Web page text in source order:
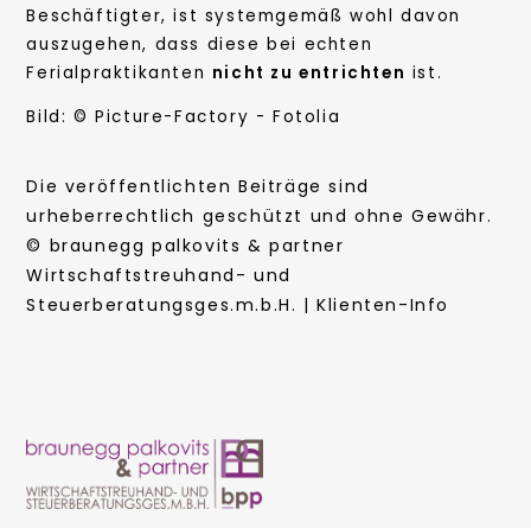
Beschäftigter, ist systemgemäß wohl davon
auszugehen, dass diese bei echten
Ferialpraktikanten nicht zu entrichten ist.
Bild: © Picture-Factory - Fotolia
Die veröffentlichten Beiträge sind
urheberrechtlich geschützt und ohne Gewähr.
© braunegg palkovits & partner
Wirtschaftstreuhand- und
Steuerberatungsges.m.b.H. | Klienten-Info